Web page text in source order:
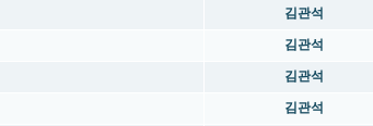
김관석
김관석
김관석
김관석